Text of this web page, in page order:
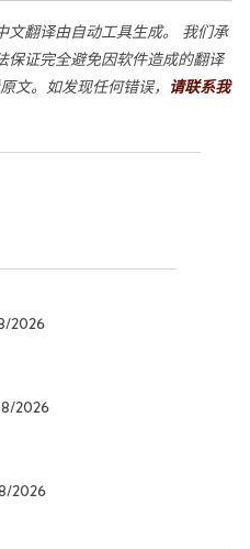
文翻译由自动工具生成。 我们承
保证完全避免因软件造成的翻译
文。如发现任何错误， 请联系我
2026
2026
2026